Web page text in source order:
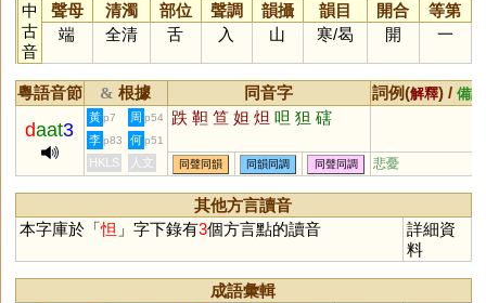
中
古
音
聲母 清濁 部位 聲調 韻攝 韻目 開合
等第
端
全清 舌 入 山 寒/曷 開 一
粵語音節 & 根據 同音字 詞例(解釋) / 備註
daat3
黃 p7 周 p54 跌 靼 笪 妲 炟 呾 狚 磍
李 p83 何 p51
HKLS 人文 同聲同韻 同韻同調 同聲同調 悲憂
其他方言讀音
本字庫於「怛 」字下錄有3個方言點的讀音
詳細資
料
成語彙輯